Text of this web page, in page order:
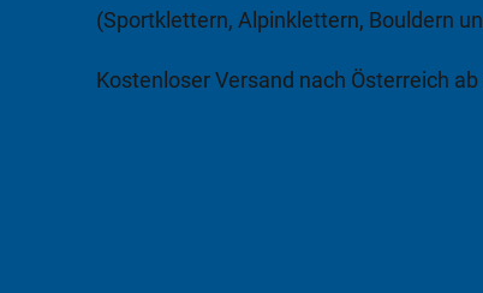
(Sportklettern, Alpinklettern, Bouldern
Kostenloser Versand nach Österreich